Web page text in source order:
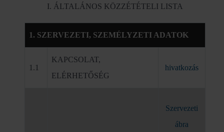
I. ÁLTALÁNOS KÖZZÉTÉTELI LISTA
1. SZERVEZETI, SZEMÉLYZETI ADATOK
1.1
KAPCSOLAT,
ELÉRHETŐSÉG
hivatkozás
Szervezeti
ábra